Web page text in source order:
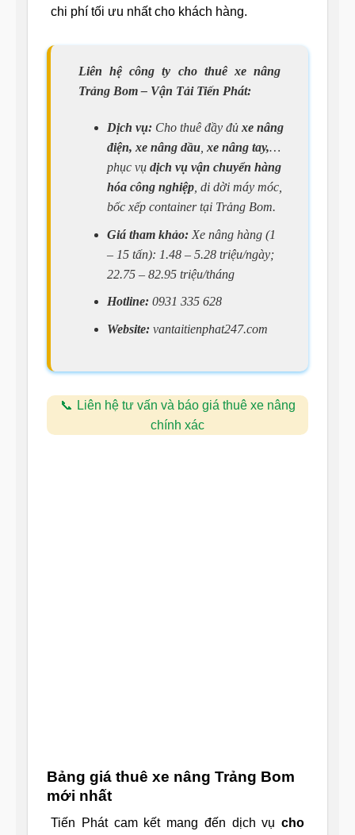
chi phí tối ưu nhất cho khách hàng.
Liên hệ công ty cho thuê xe nâng
Trảng Bom – Vận Tải Tiến Phát:
Dịch vụ:Cho thuê đầy đủ xe nâng
điện, xe nâng dầu, xe nâng tay,…
phục vụ dịch vụ vận chuyển hàng
hóa công nghiệp, di dời máy móc,
bốc xếp container tại Trảng Bom.
Giá tham khảo:Xe nâng hàng (1
– 15 tấn): 1.48 – 5.28 triệu/ngày;
22.75 – 82.95 triệu/tháng
Hotline:0931 335 628
Website:vantaitienphat247.com
Liên hệ tư vấn và báo giá thuê xe nâng
chính xác
Bảng giá thuê xe nâng Trảng Bom
mới nhất
Tiến Phát cam kết mang đến dịch vụ cho